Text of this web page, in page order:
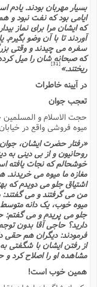
بسیار مهربان بودند. یادم
ایامى بود که نفت نبود و
که ایشان مرا براى نماز
آوردند تا با آن وضو
سفره مى چیدند و وقتى
که صبحانه شان را میل
ریختند.»
در آیینه خاطرات
تعجب جوان
حجت الاسلام و
میوه فروشى واقع در
«رفتار حضرت ایشان، جوان
روحانیون و از بى دینى به
خوشحالم که نجات یافته
مغازه ما میوه مى
اشتیاق جلو مى دویدم که
من مى گرفتند و مى گفتند:
میوه خوب، یک دانه متوسط
جلو مى پریدم و مى گفتم:
دارید؟ حاجى آقا بدون
فرمودند: دیگران هم حقى
از رفتن ایشان با
مشاهده او را اصلاح کرد و
همین خوب است!